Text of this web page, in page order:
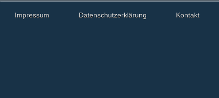
Impressum Datenschutzerklärung Kontakt